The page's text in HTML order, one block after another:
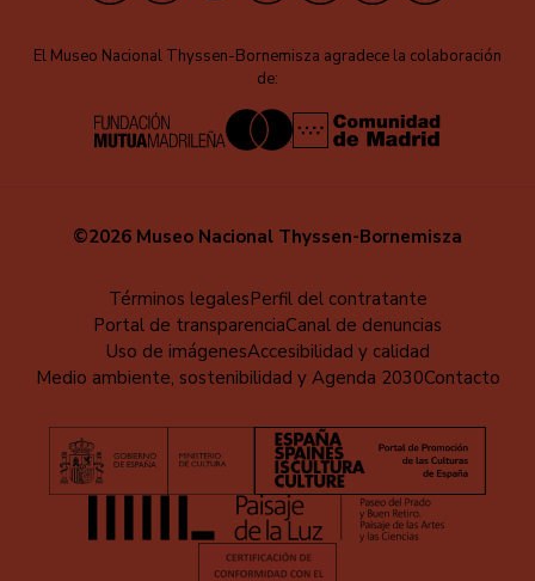
El Museo Nacional Thyssen-Bornemisza agradece la colaboración
de:
©2026 Museo Nacional Thyssen-Bornemisza
Pie
página
Términos legalesPerfil del contratante
Portal de transparenciaCanal de denuncias
Uso de imágenesAccesibilidad y calidad
Medio ambiente, sostenibilidad y Agenda 2030Contacto